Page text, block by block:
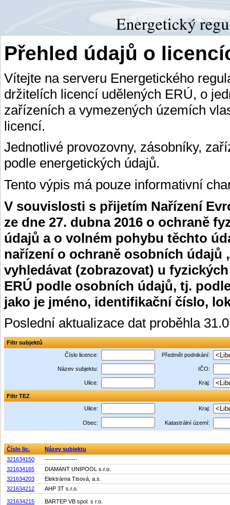
Přehled údajů o
Vítejte na serveru Energetického
držitelích licencí udělených ERÚ, o
zařízeních a vymezených územích
licencí.
Jednotlivé provozovny, zásobníky,
podle energetických údajů.
Tento výpis má pouze informativní
V souvislosti s přijetím Nařízení
ze dne 27. dubna 2016 o ochraně
údajů a o volném pohybu těchto
nařízení o ochraně osobních údajů
vyhledávat (zobrazovat) u
ERÚ podle osobních údajů, tj.
jako je jméno, identifikační číslo,
Poslední aktualizace dat proběhla
Filtr subjektů
Číslo licence:
Předmět podnikání:
Název subjektu: IČO:
Ulice: Kraj:
Filtr TEZ
Ulice:
Kraj:
Obec: Katastrální území:
Číslo lic.
Název subjektu
321634150
----------------
321634165
DIAMANT UNIPOOL s.r.o.
321634203
Elektrárna Tisová, a.s.
321634212
AHP 3T s.r.o.
321634215 BARTEP VB spol. s r.o.